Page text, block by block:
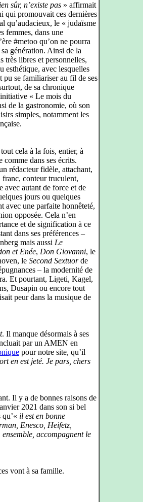
sûr, n’existe pas » affirmait
qui promouvait ces dernières
qu’audacieux, le « judaïsme
femmes, dans une
#metoo qu’on ne pourra
génération. Ainsi de la
très libres et personnelles,
esthétique, avec lesquelles
pu se familiariser au fil de ses
de sa chronique
« Le mois du
de la gastronomie, où son
simples, notamment les
cela à la fois, entier, à
comme dans ses écrits.
rédacteur fidèle, attachant,
conteur truculent,
autant de force et de
jours ou quelques
avec une parfaite honnêteté,
opposée. Cela n’en
et de signification à ce
dans ses préférences –
mais aussi Le
et Enée, Don Giovanni, le
le Second Sextuorde
– la modernité de
Et pourtant, Ligeti, Kagel,
Dusapin ou encore tout
peur dans la musique de
. Il manque désormais à ses
par un AMEN en
pour notre site, qu’il
en est jeté. Je pars, chers
Il y a de bonnes raisons de
2021 dans son si bel
il est en bonne
Enesco, Heifetz,
accompagnent le
vont à sa famille.